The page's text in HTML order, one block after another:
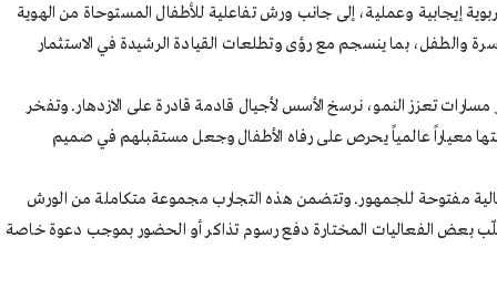
إيجابية وعملية، إلى جانب ورش تفاعلية للأطفال المستوحاة من الهوية
والطفل، بما ينسجم مع رؤى وتطلعات القيادة الرشيدة في الاستثمار
تعزز النمو، نرسخ الأسس لأجيال قادمة قادرة على الازدهار. وتفخر
معياراً عالمياً يحرص على رفاه الأطفال وجعل مستقبلهم في صميم
إلى أن خلال أسبوع أبوظبي للطفولة المبكرة لعام 2025 سيتمكّن الأهالي والأطفال من الاستمتاع بـ 209 فعالية مجتمعية، من بينها أكثر من 170 فعالية مفتوحة للجمهور. وتتضمن هذه التجارب مجموعة متكاملة من الورش
بعض الفعاليات المختارة دفع رسوم تذاكر أو الحضور بموجب دعوة خاصة